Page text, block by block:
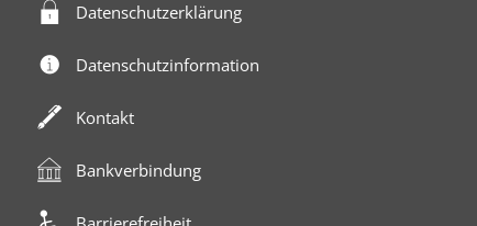
Datenschutzerklärung
Datenschutzinformation
Kontakt
Bankverbindung